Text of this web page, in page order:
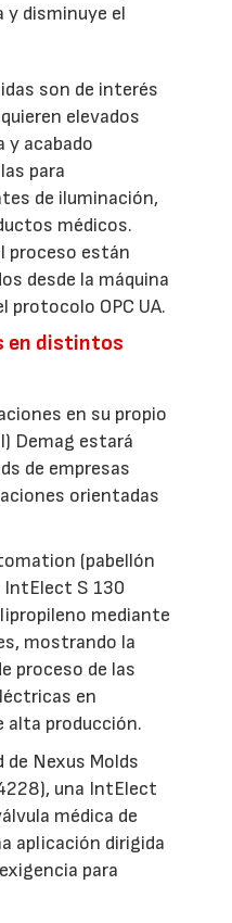
y disminuye el
son de interés
elevados
y acabado
para
de iluminación,
médicos.
proceso están
desde la máquina
protocolo OPC UA.
en distintos
en su propio
Demag estará
de empresas
orientadas
(pabellón
IntElect S 130
mediante
mostrando la
proceso de las
en
alta producción.
de Nexus Molds
una IntElect
médica de
aplicación dirigida
para